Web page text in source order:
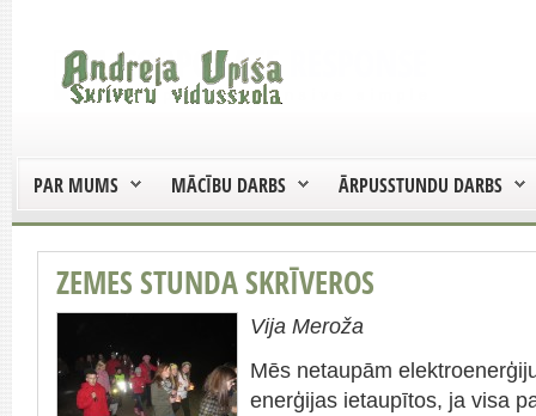
PAR MUMS MĀCĪBU DARBS ĀRPUSSTUNDU DARBS
ZEMES STUNDA SKRĪVEROS
Vija Meroža
Mēs netaupām
enerģijas ietaupītos, ja visa